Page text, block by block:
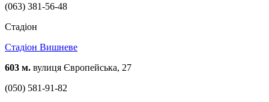
(063) 381-56-48
Стадіон
Стадіон Вишневе
603 м. вулиця Європейська, 27
(050) 581-91-82